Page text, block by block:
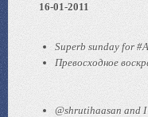
16-01-2011
Superb sunday for
Превосходное
@shrutihaasan and